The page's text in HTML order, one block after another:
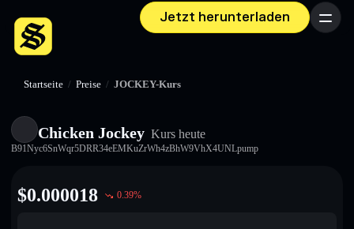
Jetzt herunterladen Menü
Startseite / Preise / JOCKEY-Kurs
Chicken Jockey Kurs heute
B91Nyc6SnWqr5DRR34eEMKuZrWh4zBhW9VhX4UNLpump
$0.000018 0.39%